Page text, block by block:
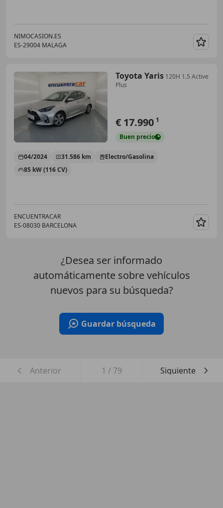
NIMOCASION.ES
ES-29004 MALAGA
Toyota Yaris 120H 1.5 Active
Plus
€ 17.990 1
Buen precio
04/2024 31.586 km
Electro/Gasolina
85 kW (116 CV)
ENCUENTRACAR
ES-08030 BARCELONA
¿Desea ser informado
automáticamente sobre vehículos
nuevos para su búsqueda?
Guardar búsqueda
Anterior 1 / 79 Siguiente